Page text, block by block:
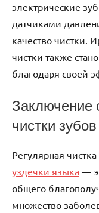
электрические
датчиками
качество чистки.
чистки также
благодаря своей
Заключение
чистки
Регулярная
уздечки языка —
общего
множество